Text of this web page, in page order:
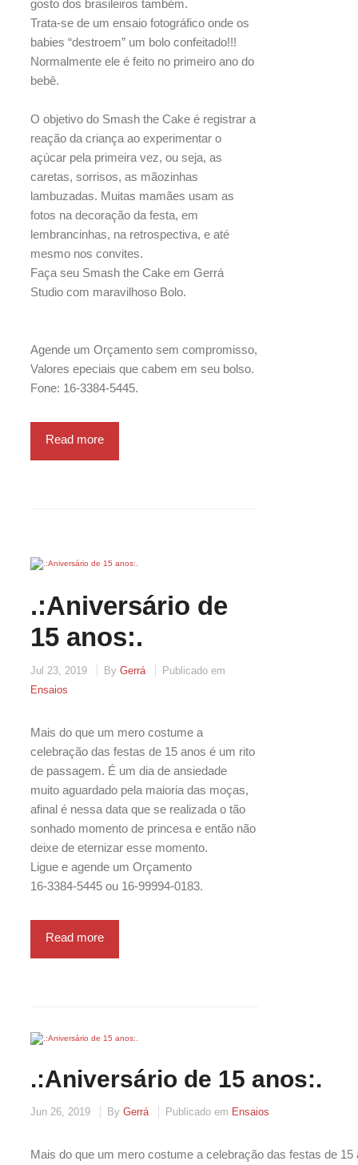
gosto dos brasileiros também.
Trata-se de um ensaio fotográfico onde os
babies “destroem” um bolo confeitado!!!
Normalmente ele é feito no primeiro ano do
bebê.
O objetivo do Smash the Cake é registrar a
reação da criança ao experimentar o
açúcar pela primeira vez, ou seja, as
caretas, sorrisos, as mãozinhas
lambuzadas. Muitas mamães usam as
fotos na decoração da festa, em
lembrancinhas, na retrospectiva, e até
mesmo nos convites.
Faça seu Smash the Cake em Gerrá
Studio com maravilhoso Bolo.
Agende um Orçamento sem compromisso,
Valores epeciais que cabem em seu bolso.
Fone: 16-3384-5445.
Read more
.:Aniversário de
15 anos:.
Jul 23, 2019 By Gerrá
Publicado em
Ensaios
Mais do que um mero costume a
celebração das festas de 15 anos é um rito
de passagem. É um dia de ansiedade
muito aguardado pela maioria das moças,
afinal é nessa data que se realizada o tão
sonhado momento de princesa e então não
deixe de eternizar esse momento.
Ligue e agende um Orçamento
16-3384-5445 ou 16-99994-0183.
Read more
.:Aniversário de 15 anos:.
Jun 26, 2019 By Gerrá Publicado em Ensaios
Mais do que um mero costume a celebração das festas de 15